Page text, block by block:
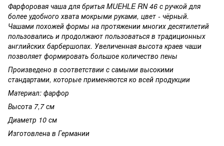
Фарфоровая чаша для бритья MUEHLE RN 46 с ручкой для
более удобного хвата мокрыми руками, цвет - чёрный.
Чашами похожей формы на протяжении многих десятилетий
пользовались и продолжают пользоваться в традиционных
английских барбершопах. Увеличенная высота краев чаши
позволяет формировать большое количество пены
Произведено в соответствии с самыми высокими
стандартами, которые применяются ко всей продукции
Материал: фарфор
Высота 7,7 см
Диаметр 10 см
Изготовлена в Германии